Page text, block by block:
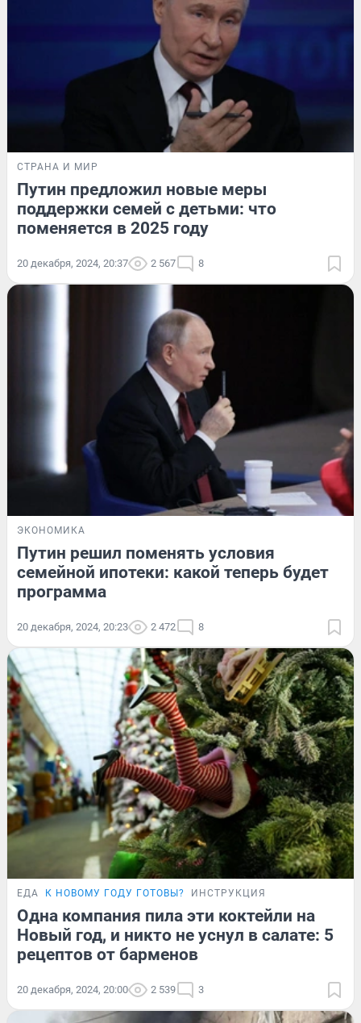
СТРАНА И МИР
Путин предложил новые меры
поддержки семей с детьми: что
поменяется в 2025 году
20 декабря, 2024, 20:37 2 567 8
ЭКОНОМИКА
Путин решил поменять условия
семейной ипотеки: какой теперь будет
программа
20 декабря, 2024, 20:23 2 472 8
ЕДА К НОВОМУ ГОДУ ГОТОВЫ? ИНСТРУКЦИЯ
Одна компания пила эти коктейли на
Новый год, и никто не уснул в салате: 5
рецептов от барменов
20 декабря, 2024, 20:00 2 539 3